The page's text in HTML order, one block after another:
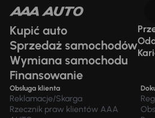
Kupić auto
Sprzedaż samochodów
Wymiana samochodu
Finansowanie
Obsługa klienta
Reklamacje/Skarga
Rzecznik praw klientów AAA